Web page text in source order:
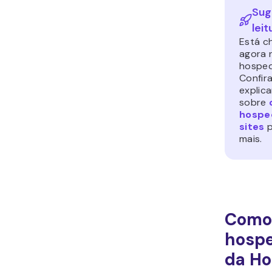
Está
agora
sobre
sites
mais.
da